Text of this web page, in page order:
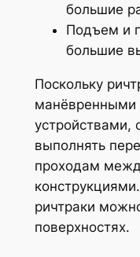
большие
Подъем и
большие
Поскольку
манёвренными
выполнять
проходам
ричтраки
поверхностях.